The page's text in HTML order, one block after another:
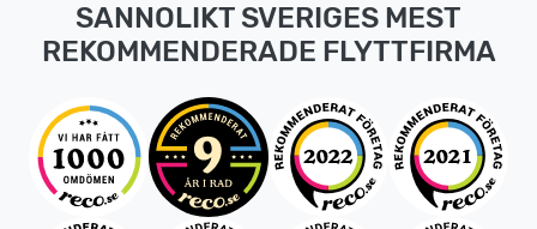
SANNOLIKT SVERIGES MEST
REKOMMENDERADE FLYTTFIRMA